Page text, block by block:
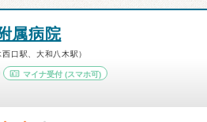
属病院
口駅、大和八木駅）
マイナ受付 (スマホ可)